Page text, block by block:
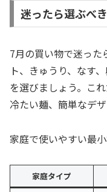
迷ったら選ぶべ
7月の買い物で迷った
ト、きゅうり、なす
を選びましょう。こ
冷たい麺、簡単なデザ
家庭で使いやすい最
家庭タイプ